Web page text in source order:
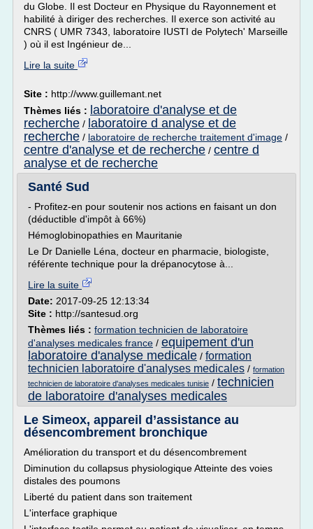
du Globe. Il est Docteur en Physique du Rayonnement et
habilité à diriger des recherches. Il exerce son activité au
CNRS ( UMR 7343, laboratoire IUSTI de Polytech' Marseille
) où il est Ingénieur de...
Lire la suite
Site : http://www.guillemant.net
Thèmes liés : laboratoire d'analyse et de
recherche / laboratoire d analyse et de
recherche / laboratoire de recherche traitement d'image /
centre d'analyse et de recherche / centre d
analyse et de recherche
Santé Sud
- Profitez-en pour soutenir nos actions en faisant un don
(déductible d'impôt à 66%)
Hémoglobinopathies en Mauritanie
Le Dr Danielle Léna, docteur en pharmacie, biologiste,
référente technique pour la drépanocytose à...
Lire la suite
Date: 2017-09-25 12:13:34
Site : http://santesud.org
Thèmes liés : formation technicien de laboratoire
d'analyses medicales france / equipement d'un
laboratoire d'analyse medicale / formation
technicien laboratoire d'analyses medicales / formation
technicien de laboratoire d'analyses medicales tunisie / technicien
de laboratoire d'analyses medicales
Le Simeox, appareil d’assistance au
désencombrement bronchique
Amélioration du transport et du désencombrement
Diminution du collapsus physiologique Atteinte des voies
distales des poumons
Liberté du patient dans son traitement
L'interface graphique